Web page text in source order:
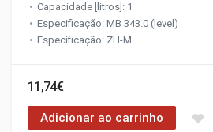
Capacidade [litros]: 1
Especificação: MB 343.0 (level)
Especificação: ZH-M
11,74€
Adicionar ao carrinho